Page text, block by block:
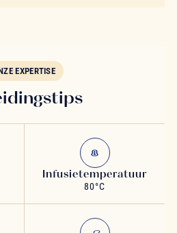
EXPERTISE
Infusietemperatuur
80°C